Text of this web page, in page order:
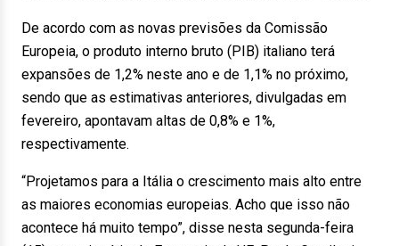
De acordo com as novas previsões da Comissão
Europeia, o produto interno bruto (PIB) italiano terá
expansões de 1,2% neste ano e de 1,1% no próximo,
sendo que as estimativas anteriores, divulgadas em
fevereiro, apontavam altas de 0,8% e 1%,
respectivamente.
“Projetamos para a Itália o crescimento mais alto entre
as maiores economias europeias. Acho que isso não
acontece há muito tempo”, disse nesta segunda-feira